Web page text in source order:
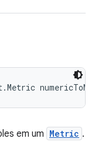
em um Metric .